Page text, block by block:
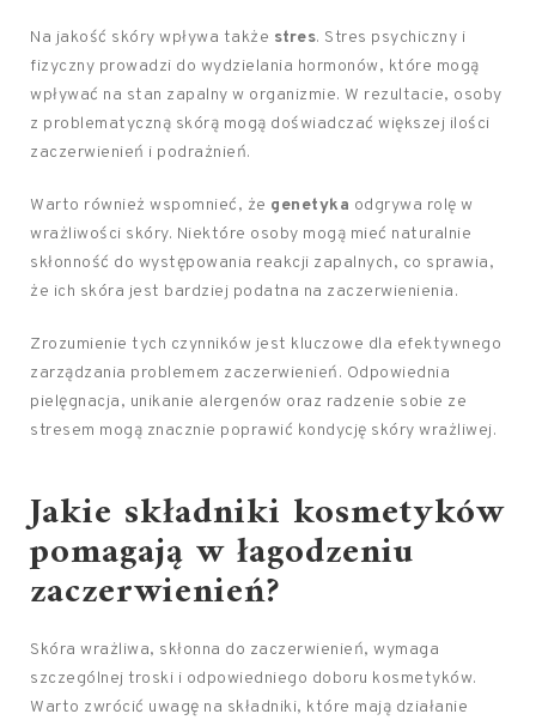
Na jakość skóry wpływa także stres. Stres psychiczny i
fizyczny prowadzi do wydzielania hormonów, które mogą
wpływać na stan zapalny w organizmie. W rezultacie, osoby
z problematyczną skórą mogą doświadczać większej ilości
zaczerwienień i podrażnień.
Warto również wspomnieć, że genetyka odgrywa rolę w
wrażliwości skóry. Niektóre osoby mogą mieć naturalnie
skłonność do występowania reakcji zapalnych, co sprawia,
że ich skóra jest bardziej podatna na zaczerwienienia.
Zrozumienie tych czynników jest kluczowe dla efektywnego
zarządzania problemem zaczerwienień. Odpowiednia
pielęgnacja, unikanie alergenów oraz radzenie sobie ze
stresem mogą znacznie poprawić kondycję skóry wrażliwej.
Jakie składniki kosmetyków
pomagają w łagodzeniu
zaczerwienień?
Skóra wrażliwa, skłonna do zaczerwienień, wymaga
szczególnej troski i odpowiedniego doboru kosmetyków.
Warto zwrócić uwagę na składniki, które mają działanie